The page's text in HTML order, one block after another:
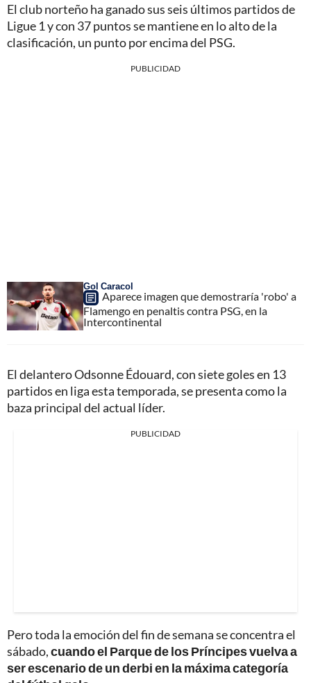
El club norteño ha ganado sus seis últimos partidos de
Ligue 1 y con 37 puntos se mantiene en lo alto de la
clasificación, un punto por encima del PSG.
PUBLICIDAD
Gol Caracol
Aparece imagen que demostraría 'robo' a
Flamengo en penaltis contra PSG, en la
Intercontinental
El delantero Odsonne Édouard, con siete goles en 13
partidos en liga esta temporada, se presenta como la
baza principal del actual líder.
PUBLICIDAD
Pero toda la emoción del fin de semana se concentra el
sábado,cuando el Parque de los Príncipes vuelva a
ser escenario de un derbi en la máxima categoría